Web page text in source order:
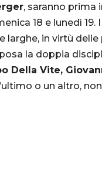
, saranno prima
18 e lunedì
larghe, in virtù
la doppia
Della Vite,
o un altro,